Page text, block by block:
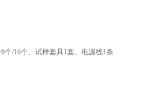
/16个、试样套具1套、电源线1条